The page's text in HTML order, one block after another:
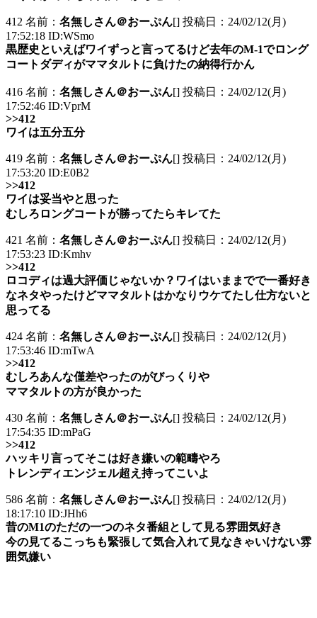
412 名前： 名無しさん＠おーぷん[] 投稿日：24/02/12(月)
17:52:18 ID:WSmo
黒歴史といえばワイずっと言ってるけど去年のM-1でロング
コートダディがママタルトに負けたの納得行かん
416 名前： 名無しさん＠おーぷん[] 投稿日：24/02/12(月)
17:52:46 ID:VprM
>>412
ワイは五分五分
419 名前： 名無しさん＠おーぷん[] 投稿日：24/02/12(月)
17:53:20 ID:E0B2
>>412
ワイは妥当やと思った
むしろロングコートが勝ってたらキレてた
421 名前： 名無しさん＠おーぷん[] 投稿日：24/02/12(月)
17:53:23 ID:Kmhv
>>412
ロコディは過大評価じゃないか？ワイはいままでで一番好き
なネタやったけどママタルトはかなりウケてたし仕方ないと
思ってる
424 名前： 名無しさん＠おーぷん[] 投稿日：24/02/12(月)
17:53:46 ID:mTwA
>>412
むしろあんな僅差やったのがびっくりや
ママタルトの方が良かった
430 名前： 名無しさん＠おーぷん[] 投稿日：24/02/12(月)
17:54:35 ID:mPaG
>>412
ハッキリ言ってそこは好き嫌いの範疇やろ
トレンディエンジェル超え持ってこいよ
586 名前： 名無しさん＠おーぷん[] 投稿日：24/02/12(月)
18:17:10 ID:JHh6
昔のM1のただの一つのネタ番組として見る雰囲気好き
今の見てるこっちも緊張して気合入れて見なきゃいけない雰
囲気嫌い